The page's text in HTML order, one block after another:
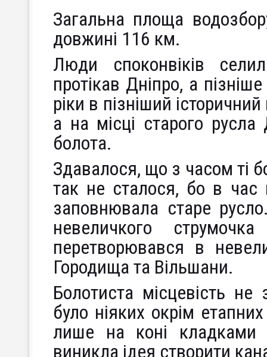
Загальна площа
довжині 116 км.
Люди споконвіків
протікав Дніпро, а
ріки в пізніший
а на місці старого
болота.
Здавалося, що з часом ті
так не сталося, бо в час
заповнювала старе
невеличкого
перетворювався в
Городища та Вільшани.
Болотиста місцевість
було ніяких окрім
лише на коні кладками
виникла ідея створити